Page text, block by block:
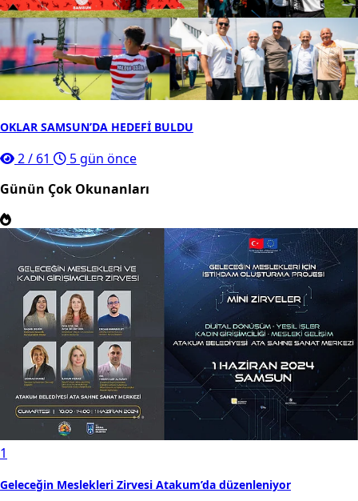
OKLAR SAMSUN’DA HEDEFİ BULDU
2/ 61
5 gün önce
Günün Çok Okunanları
1
Geleceğin Meslekleri Zirvesi Atakum’da düzenleniyor